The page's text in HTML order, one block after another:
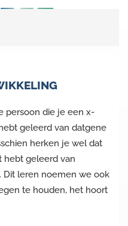
persoon die je een x-
geleerd van datgene
herken je wel dat
hebt geleerd van
Dit leren noemen we ook
te houden, het hoort